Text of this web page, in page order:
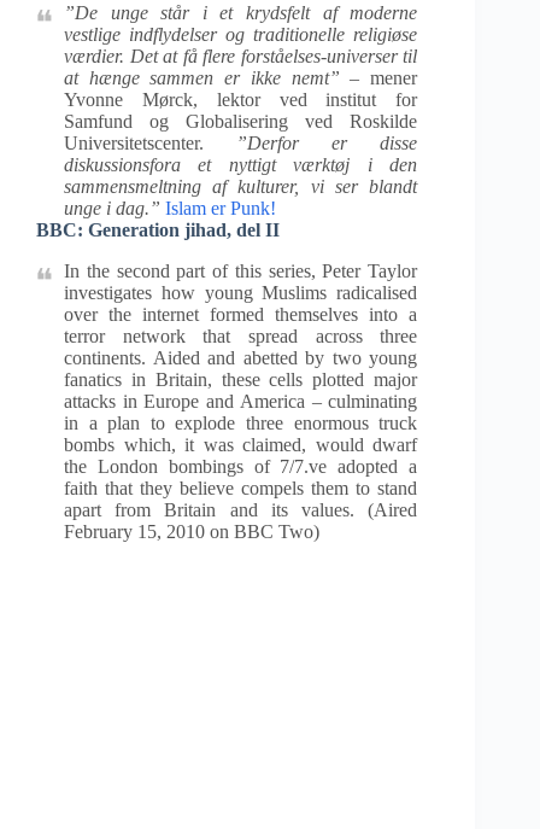
”De unge står i et krydsfelt af moderne
vestlige indflydelser og traditionelle religiøse
værdier. Det at få flere forståelses-universer til
at hænge sammen er ikke nemt” – mener
Yvonne Mørck, lektor ved institut for
Samfund og Globalisering ved Roskilde
Universitetscenter.
”Derfor er disse
diskussionsfora et nyttigt værktøj i den
sammensmeltning af kulturer, vi ser blandt
unge i dag.” Islam er Punk!
BBC: Generation jihad, del II
In the second part of this series, Peter Taylor
investigates how young Muslims radicalised
over the internet formed themselves into a
terror network that spread across three
continents. Aided and abetted by two young
fanatics in Britain, these cells plotted major
attacks in Europe and America – culminating
in a plan to explode three enormous truck
bombs which, it was claimed, would dwarf
the London bombings of 7/7.ve adopted a
faith that they believe compels them to stand
apart from Britain and its values. (Aired
February 15, 2010 on BBC Two)